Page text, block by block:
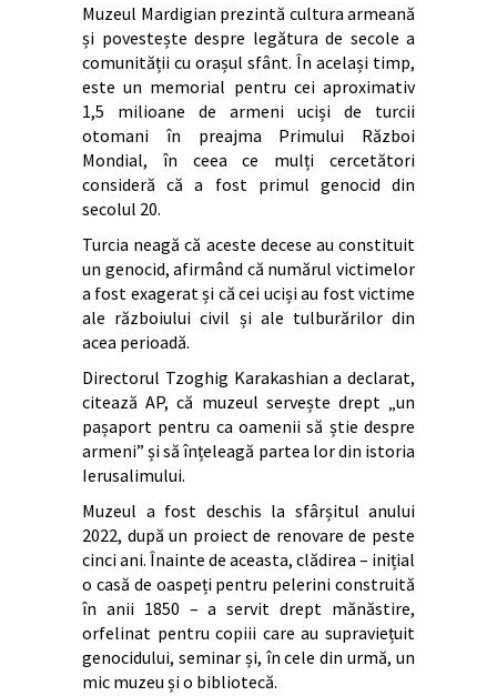
Muzeul Mardigian prezintă cultura armeană
și povestește despre legătura de secole a
comunității cu orașul sfânt. În același timp,
este un memorial pentru cei aproximativ
1,5 milioane de armeni uciși de turcii
otomani în preajma Primului Război
Mondial, în ceea ce mulți cercetători
consideră că a fost primul genocid din
secolul 20.
Turcia neagă că aceste decese au constituit
un genocid, afirmând că numărul victimelor
a fost exagerat și că cei uciși au fost victime
ale războiului civil și ale tulburărilor din
acea perioadă.
Directorul Tzoghig Karakashian a declarat,
citează AP, că muzeul servește drept „un
pașaport pentru ca oamenii să știe despre
armeni” și să înțeleagă partea lor din istoria
Ierusalimului.
Muzeul a fost deschis la sfârșitul anului
2022, după un proiect de renovare de peste
cinci ani. Înainte de aceasta, clădirea – inițial
o casă de oaspeți pentru pelerini construită
în anii 1850 – a servit drept mănăstire,
orfelinat pentru copiii care au supraviețuit
genocidului, seminar și, în cele din urmă, un
mic muzeu și o bibliotecă.